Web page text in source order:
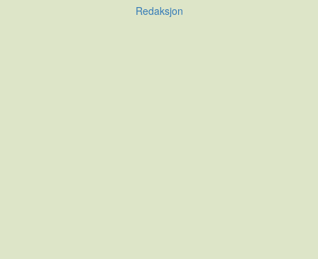
Redaksjon